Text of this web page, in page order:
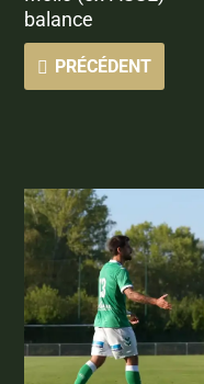
balance
PRÉCÉDENT